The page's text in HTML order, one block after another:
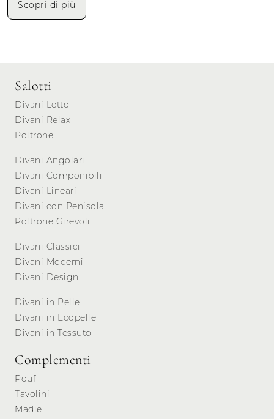
Scopri di più
Salotti
Divani Letto
Divani Relax
Poltrone
Divani Angolari
Divani Componibili
Divani Lineari
Divani con Penisola
Poltrone Girevoli
Divani Classici
Divani Moderni
Divani Design
Divani in Pelle
Divani in Ecopelle
Divani in Tessuto
Complementi
Pouf
Tavolini
Madie